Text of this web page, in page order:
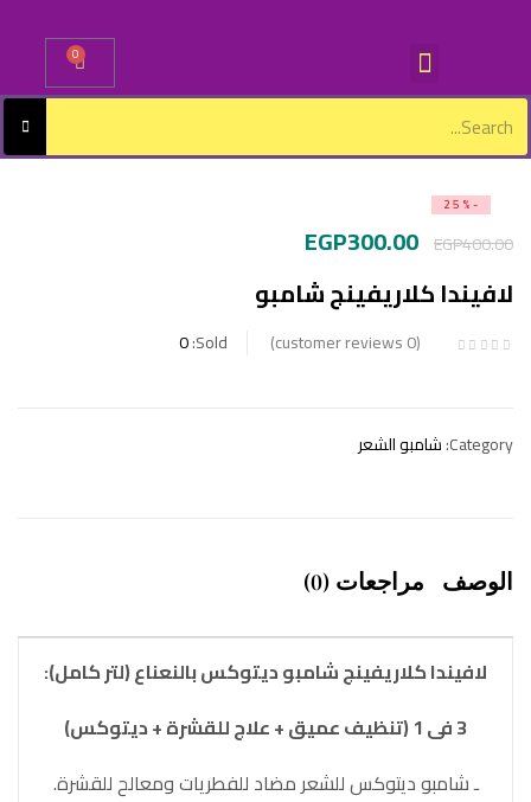
0
-25%
EGP400.00
EGP300.00
لافيندا كلاريفينج شامبو
0
Sold:
0
Category: شامبو الشعر
الوصف مراجعات (0)
لافيندا كلاريفينج شامبو ديتوكس بالنعناع (لتر كامل):
3 فى 1 (تنظيف عميق + علاج للقشرة + ديتوكس)
ـ شامبو ديتوكس للشعر مضاد للفطريات ومعالح للقشرة.
Remember me
Log in